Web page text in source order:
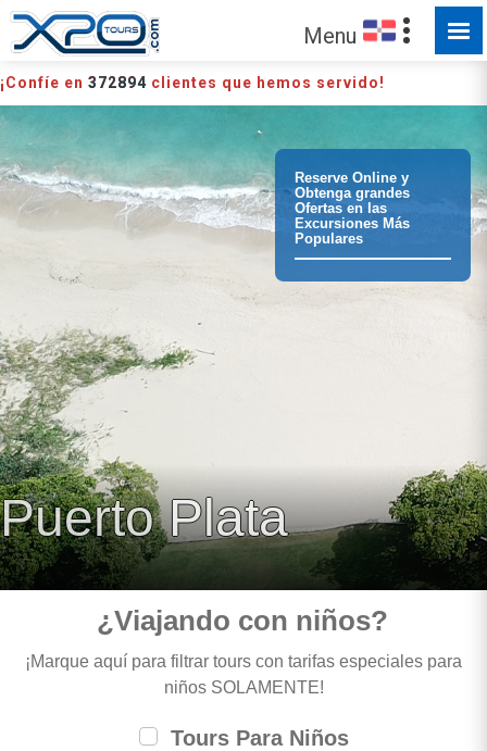
Menu
¡Confíe en 372894 clientes que hemos servido!
HECHO PARA SER EXPLORADO
Reserve Online y
Obtenga grandes
Ofertas en las
Excursiones Más
Populares
Puerto Plata
¿Viajando con niños?
¡Marque aquí para filtrar tours con tarifas especiales para
niños SOLAMENTE!
Tours Para Niños